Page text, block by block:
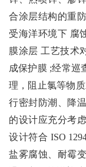
合涂层结构的重
受海洋环境下 腐
膜涂层 工艺技术
成保护膜 ;经常巡
理，阻止氯等物
行密封防潮、降
的设计应充分考
设计符合 ISO
盐雾腐蚀、耐霉